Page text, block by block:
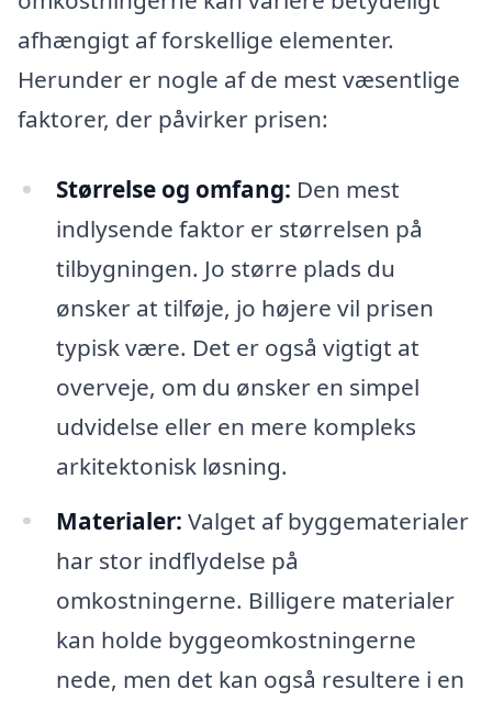
afhængigt af forskellige elementer.
Herunder er nogle af de mest væsentlige
faktorer, der påvirker prisen:
Størrelse og omfang: Den mest
indlysende faktor er størrelsen på
tilbygningen. Jo større plads du
ønsker at tilføje, jo højere vil prisen
typisk være. Det er også vigtigt at
overveje, om du ønsker en simpel
udvidelse eller en mere kompleks
arkitektonisk løsning.
Materialer: Valget af byggematerialer
har stor indflydelse på
omkostningerne. Billigere materialer
kan holde byggeomkostningerne
nede, men det kan også resultere i en